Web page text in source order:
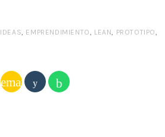
IDEAS, EMPRENDIMIENTO, LEAN, PROTOTIPO,
email